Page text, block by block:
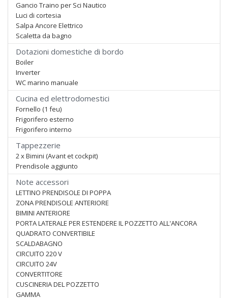
Gancio Traino per Sci Nautico
Luci di cortesia
Salpa Ancore Elettrico
Scaletta da bagno
Dotazioni domestiche di bordo
Boiler
Inverter
WC marino manuale
Cucina ed elettrodomestici
Fornello (1 feu)
Frigorifero esterno
Frigorifero interno
Tappezzerie
2 x Bimini (Avant et cockpit)
Prendisole aggiunto
Note accessori
LETTINO PRENDISOLE DI POPPA
ZONA PRENDISOLE ANTERIORE
BIMINI ANTERIORE
PORTA LATERALE PER ESTENDERE IL POZZETTO ALL'ANCORA
QUADRATO CONVERTIBILE
SCALDABAGNO
CIRCUITO 220 V
CIRCUITO 24V
CONVERTITORE
CUSCINERIA DEL POZZETTO
GAMMA